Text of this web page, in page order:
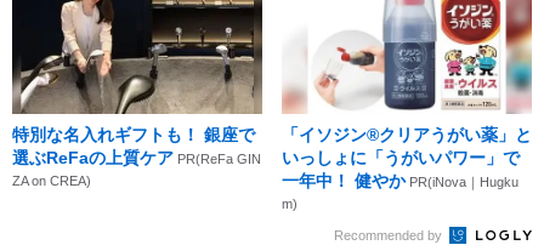
特別な名入れギフトも！ 銀座で
選ぶReFaの上質ケア PR(ReFa GIN
ZA on CREA)
「イソジン®クリアうがい薬」と
いっしょに「うがいパワー」で
一年中！ 健やか PR(iNova｜Hugku
m)
Recommended by